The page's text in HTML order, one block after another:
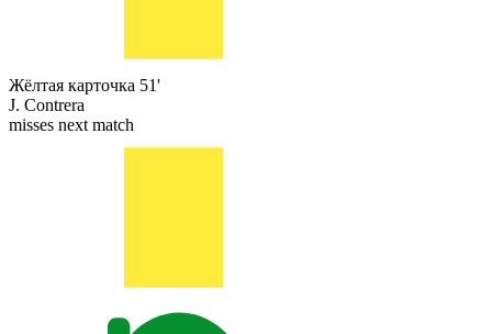
Жёлтая карточка 51'
J. Contrera
misses next match